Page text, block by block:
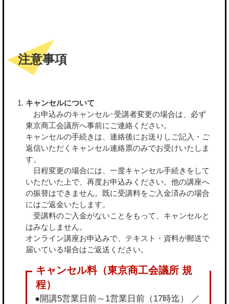
注意事項
キャンセルについて
お申込みのキャンセル･受講者変更の場合は、必ず
東京商工会議所へ事前にご連絡ください。
キャンセルの手続きは、連絡後にお送りしご記入・ご
返信いただくキャンセル連絡票のみでお受けいたしま
す。
日程変更の場合には、一度キャンセル手続きをして
いただいた上で、再度お申込みください。他の講座へ
の振替はできません。既に受講料をご入金済みの場合
にはご返金いたします。
受講料のご入金がないことをもって、キャンセルと
はみなしません。
オンライン講座お申込みで、テキスト・資料が郵送で
届いている場合はご返送ください。
●開講5営業日前～1営業日前（17時迄） ／